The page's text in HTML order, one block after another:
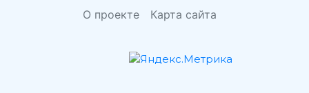
О проекте Карта сайта